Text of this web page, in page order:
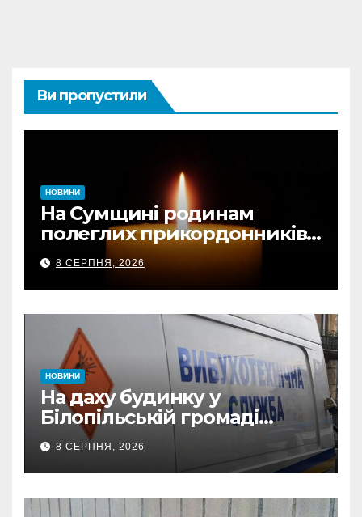
Ви пропустили
НОВИНИ
На Сумщині родинам
полеглих прикордонників
передали державні
нагороди та відомчі
відзнаки
8 СЕРПНЯ, 2026
НОВИНИ
На даху будинку у
Білопільській громаді
знайшли 120-мм міну
8 СЕРПНЯ, 2026